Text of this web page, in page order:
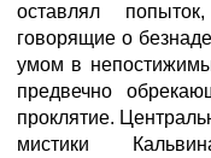
оставлял
говорящие о
умом в
предвечно
проклятие.
мистики